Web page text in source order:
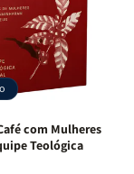
com Mulheres
Teológica